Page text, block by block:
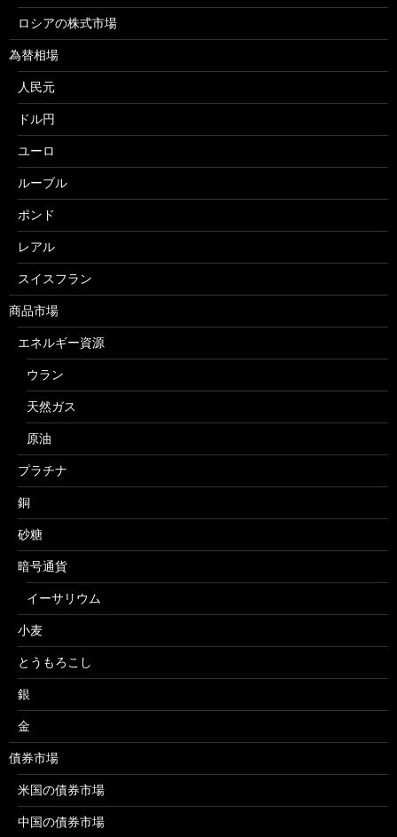
ロシアの株式市場
為替相場
人民元
ドル円
ユーロ
ルーブル
ポンド
レアル
スイスフラン
商品市場
エネルギー資源
ウラン
天然ガス
原油
プラチナ
銅
砂糖
暗号通貨
イーサリウム
小麦
とうもろこし
銀
金
債券市場
米国の債券市場
中国の債券市場